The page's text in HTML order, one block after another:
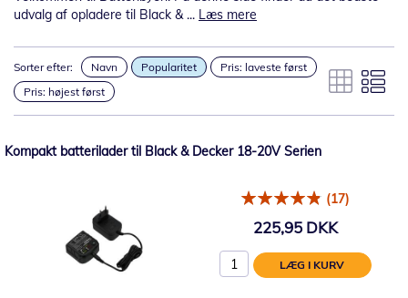
udvalg af opladere til Black & ... Læs mere
Sorter efter: Navn Popularitet
Pris: laveste først
Pris: højest først
Kompakt batterilader til Black & Decker 18-20V Serien
(17)
225,95 DKK
LÆG I KURV